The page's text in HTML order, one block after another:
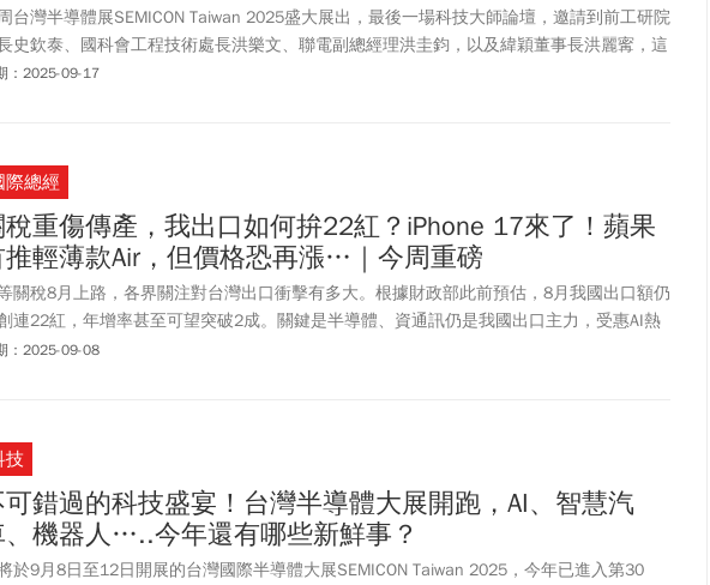
台灣半導體展SEMICON Taiwan 2025盛大展出，最後一場科技大師論壇，邀請到前工研院
史欽泰、國科會工程技術處長洪樂文、聯電副總經理洪圭鈞，以及緯穎董事長洪麗寗，這
越三個世代的對話，談到許多科技的新趨勢及未來人才要如何應對等話題，內容相當具有
：2025-09-17
際總經
稅重傷傳產，我出口如何拚22紅？iPhone 17來了！蘋果
推輕薄款Air，但價格恐再漲…｜今周重磅
關稅8月上路，各界關注對台灣出口衝擊有多大。根據財政部此前預估，8月我國出口額仍
連22紅，年增率甚至可望突破2成。關鍵是半導體、資通訊仍是我國出口主力，受惠AI熱
依舊可望帶旺我國出口。而左右產業榮枯的並非對等關稅，而是美國232調查鎖定的半導
：2025-09-08
技
錯過的科技盛宴！台灣半導體大展開跑，AI、智慧汽
、機器人…..今年還有哪些新鮮事？
於9月8日至12日開展的台灣國際半導體大展SEMICON Taiwan 2025，今年已進入第30